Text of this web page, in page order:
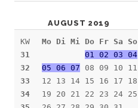
AUGUST 2019
KW
31
32
33
34
Mo Di Mi Do Fr Sa So
01 02 03 04
05 06 07 08 09 10 11
12 13 14 15 16 17 18
19 20 21 22 23 24 25